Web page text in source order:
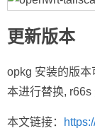
更新版本
opkg 安装的版本
本进行替换,
本文链接：